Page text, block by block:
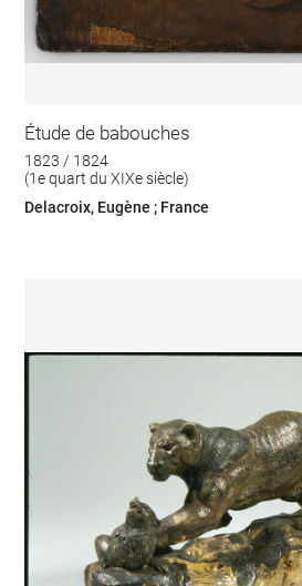
Étude de babouches
1823 / 1824
(1e quart du XIXe siècle)
Delacroix, Eugène ; France